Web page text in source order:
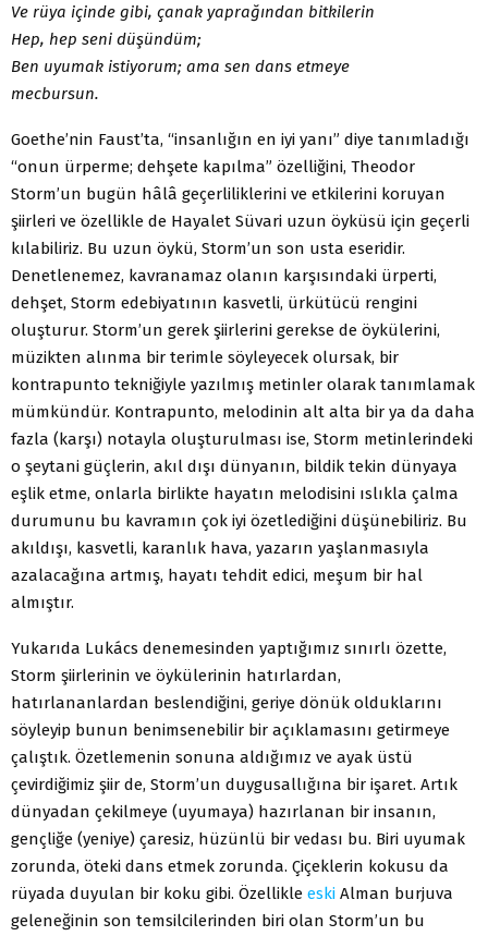
Ve rüya içinde gibi, çanak yaprağından bitkilerin
Hep, hep seni düşündüm;
Ben uyumak istiyorum; ama sen dans etmeye
mecbursun.
Goethe’nin Faust’ta, “insanlığın en iyi yanı” diye tanımladığı
“onun ürperme; dehşete kapılma” özelliğini, Theodor
Storm’un bugün hâlâ geçerliliklerini ve etkilerini koruyan
şiirleri ve özellikle de Hayalet Süvari uzun öyküsü için geçerli
kılabiliriz. Bu uzun öykü, Storm’un son usta eseridir.
Denetlenemez, kavranamaz olanın karşısındaki ürperti,
dehşet, Storm edebiyatının kasvetli, ürkütücü rengini
oluşturur. Storm’un gerek şiirlerini gerekse de öykülerini,
müzikten alınma bir terimle söyleyecek olursak, bir
kontrapunto tekniğiyle yazılmış metinler olarak tanımlamak
mümkündür. Kontrapunto, melodinin alt alta bir ya da daha
fazla (karşı) notayla oluşturulması ise, Storm metinlerindeki
o şeytani güçlerin, akıl dışı dünyanın, bildik tekin dünyaya
eşlik etme, onlarla birlikte hayatın melodisini ıslıkla çalma
durumunu bu kavramın çok iyi özetlediğini düşünebiliriz. Bu
akıldışı, kasvetli, karanlık hava, yazarın yaşlanmasıyla
azalacağına artmış, hayatı tehdit edici, meşum bir hal
almıştır.
Yukarıda Lukács denemesinden yaptığımız sınırlı özette,
Storm şiirlerinin ve öykülerinin hatırlardan,
hatırlananlardan beslendiğini, geriye dönük olduklarını
söyleyip bunun benimsenebilir bir açıklamasını getirmeye
çalıştık. Özetlemenin sonuna aldığımız ve ayak üstü
çevirdiğimiz şiir de, Storm’un duygusallığına bir işaret. Artık
dünyadan çekilmeye (uyumaya) hazırlanan bir insanın,
gençliğe (yeniye) çaresiz, hüzünlü bir vedası bu. Biri uyumak
zorunda, öteki dans etmek zorunda. Çiçeklerin kokusu da
rüyada duyulan bir koku gibi. Özellikle eski Alman burjuva
geleneğinin son temsilcilerinden biri olan Storm’un bu